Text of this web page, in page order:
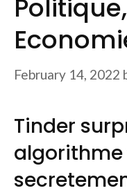
February 14, 2022
Tinder
algorithme